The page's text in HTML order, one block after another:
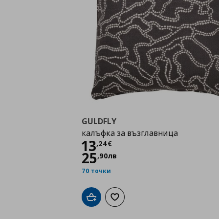
GULDFLY
калъфка за възглавница
13,24€
Цена
25,90лв
70 точки
Добави в кошницата
Добави към списъка с любими